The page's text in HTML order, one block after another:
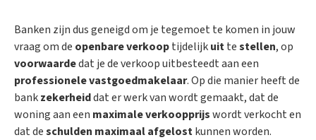
Banken zijn dus geneigd om je tegemoet te komen in jouw
vraag om de openbare verkooptijdelijkuittestellen, op
voorwaardedat je de verkoop uitbesteedt aan een
professionele vastgoedmakelaar. Op die manier heeft de
bankzekerheiddat er werk van wordt gemaakt, dat de
woning aan een maximale verkoopprijswordt verkocht en
dat deschulden maximaal afgelostkunnen worden.